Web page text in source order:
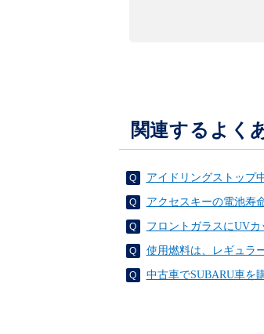
関連するよく
アイドリングストップ
アクセスキーの電池寿
フロントガラスにUV
使用燃料は、レギュラ
中古車でSUBARU車を